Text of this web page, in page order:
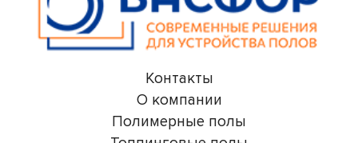
Контакты
О компании
Полимерные полы